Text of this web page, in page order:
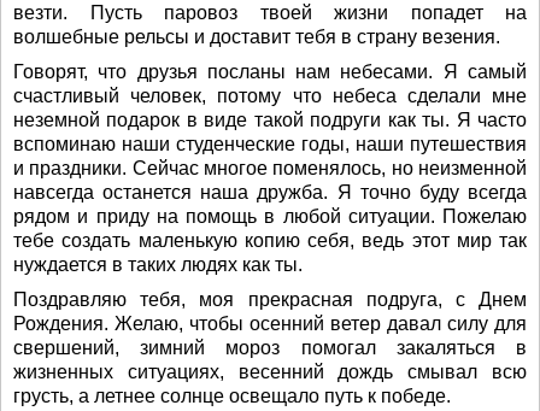
везти. Пусть паровоз твоей жизни попадет на
волшебные рельсы и доставит тебя в страну везения.
Говорят, что друзья посланы нам небесами. Я самый
счастливый человек, потому что небеса сделали мне
неземной подарок в виде такой подруги как ты. Я часто
вспоминаю наши студенческие годы, наши путешествия
и праздники. Сейчас многое поменялось, но неизменной
навсегда останется наша дружба. Я точно буду всегда
рядом и приду на помощь в любой ситуации. Пожелаю
тебе создать маленькую копию себя, ведь этот мир так
нуждается в таких людях как ты.
Поздравляю тебя, моя прекрасная подруга, с Днем
Рождения. Желаю, чтобы осенний ветер давал силу для
свершений, зимний мороз помогал закаляться в
жизненных ситуациях, весенний дождь смывал всю
грусть, а летнее солнце освещало путь к победе.